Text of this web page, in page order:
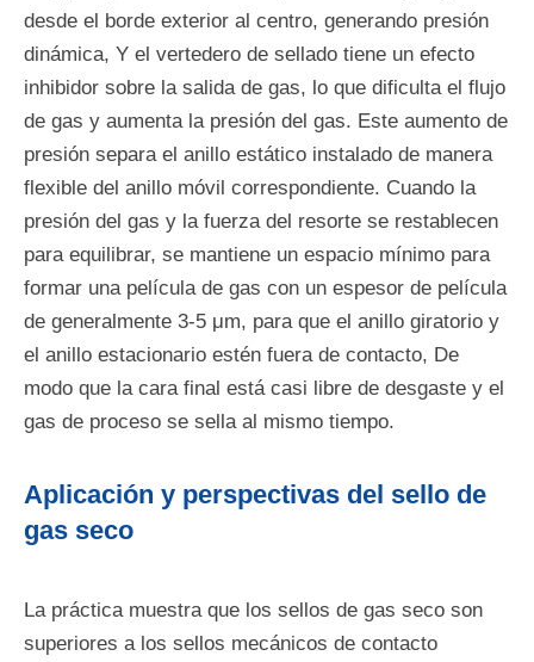
desde el borde exterior al centro, generando presión
dinámica, Y el vertedero de sellado tiene un efecto
inhibidor sobre la salida de gas, lo que dificulta el flujo
de gas y aumenta la presión del gas. Este aumento de
presión separa el anillo estático instalado de manera
flexible del anillo móvil correspondiente. Cuando la
presión del gas y la fuerza del resorte se restablecen
para equilibrar, se mantiene un espacio mínimo para
formar una película de gas con un espesor de película
de generalmente 3-5 μm, para que el anillo giratorio y
el anillo estacionario estén fuera de contacto, De
modo que la cara final está casi libre de desgaste y el
gas de proceso se sella al mismo tiempo.
Aplicación y perspectivas del sello de
gas seco
La práctica muestra que los sellos de gas seco son
superiores a los sellos mecánicos de contacto